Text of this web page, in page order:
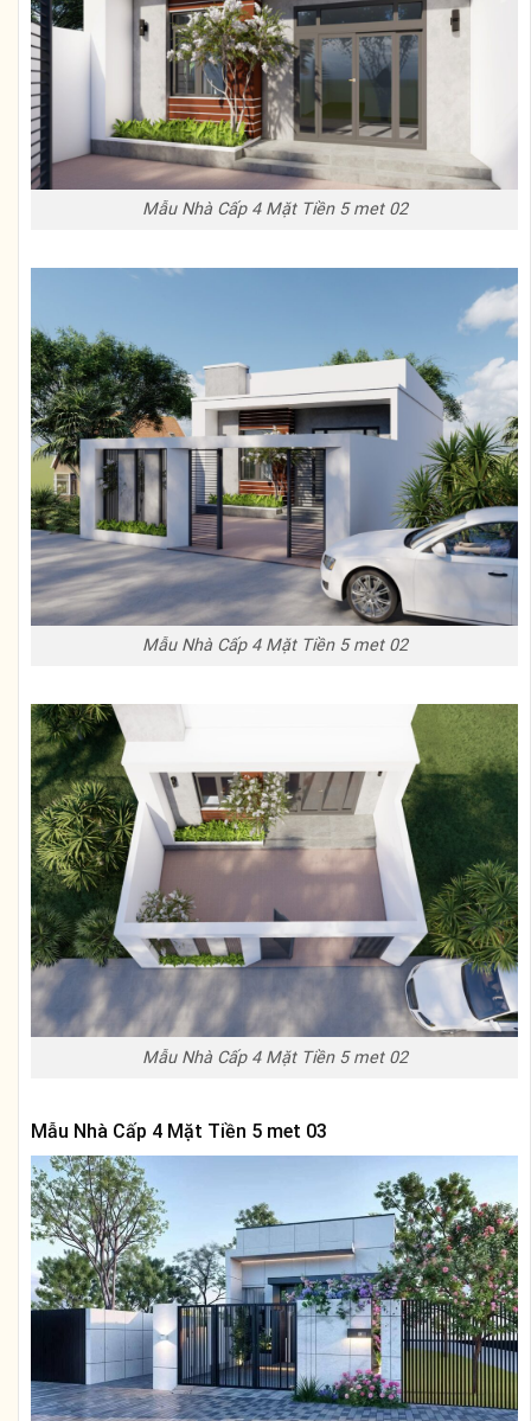
Mẫu Nhà Cấp 4 Mặt Tiền 5 met 02
Mẫu Nhà Cấp 4 Mặt Tiền 5 met 02
Mẫu Nhà Cấp 4 Mặt Tiền 5 met 02
Mẫu Nhà Cấp 4 Mặt Tiền 5 met 03